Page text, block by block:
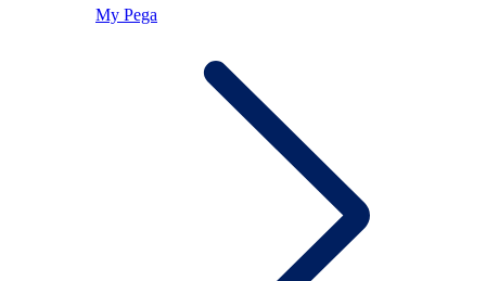
My Pega